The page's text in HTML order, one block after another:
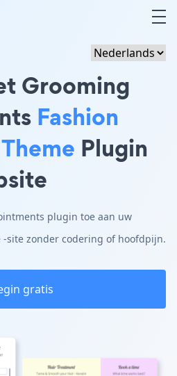
Grooming
Fashion
Plugin
plugin toe aan uw
-site zonder codering of hoofdpijn.
gratis